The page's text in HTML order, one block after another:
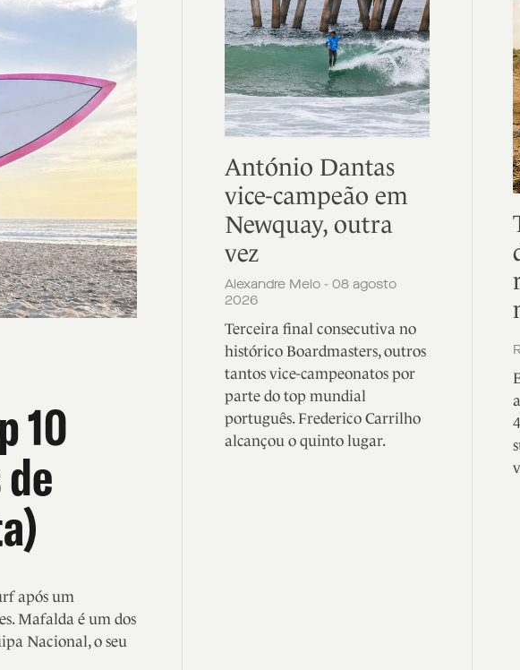
10
após um
Mafalda é um dos
Nacional, o seu
António Dantas
vice-campeão em
Newquay, outra
vez
Alexandre Melo - 08 agosto
2026
Terceira final consecutiva no
histórico Boardmasters, outros
tantos vice-campeonatos por
parte do top mundial
português. Frederico Carrilho
alcançou o quinto lugar.